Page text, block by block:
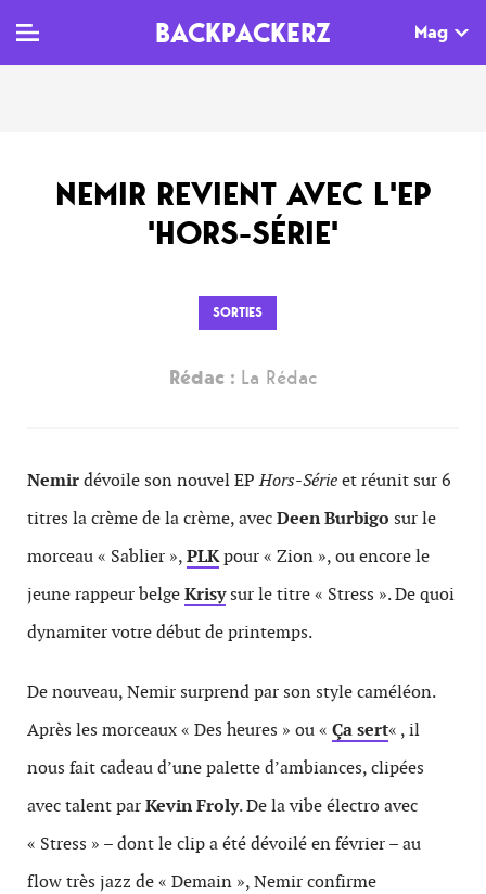
BACKPACKERZ Mag
Clips
Dossiers
Tops
Interviews
Sorties
Paris
NEMIR REVIENT AVEC L'EP
'HORS-SÉRIE'
SORTIES
Rédac : La Rédac
Nemirdévoile son nouvel EPHors-Sérieet réunit sur 6
titres la crème de la crème, avecDeen Burbigo sur le
morceau « Sablier »,PLKpour « Zion », ou encore le
jeune rappeur belgeKrisysur le titre « Stress ». De quoi
dynamiter votre début de printemps.
De nouveau, Nemir surprend par son style caméléon.
Après les morceaux « Des heures » ou « Ça sert« , il
nous fait cadeau d’une palette d’ambiances, clipées
avec talent parKevin Froly. De la vibe électro avec
« Stress » – dont le clip a été dévoilé en février – au
flow très jazz de « Demain », Nemir confirme